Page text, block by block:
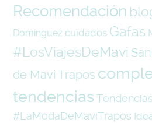
Recomendación
Domínguez cuidados Gafas
#LosViajesDeMavi
de Mavi Trapos
tendencias Tendencias
#LaModaDeMaviTrapos